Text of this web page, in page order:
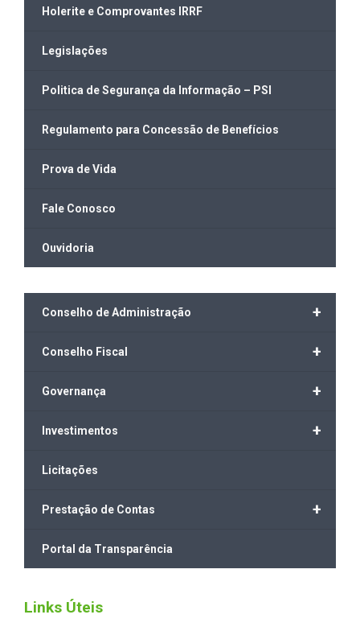
Holerite e Comprovantes IRRF
Legislações
Politica de Segurança da Informação – PSI
Regulamento para Concessão de Benefícios
Prova de Vida
Fale Conosco
Ouvidoria
+
Conselho de Administração
+
Conselho Fiscal
+
Governança
+
Investimentos
Licitações
+
Prestação de Contas
Portal da Transparência
Links Úteis